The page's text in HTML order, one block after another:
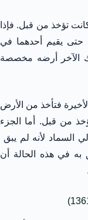
تؤخذ من قبل. فإذا
حتى يقيم أحدهما في
الآخر أرضه مخصصة
فتأخذ من الأرض
من قبل. أما الجزء
السماد لأنه لم يبق
به في هذه الحالة أن